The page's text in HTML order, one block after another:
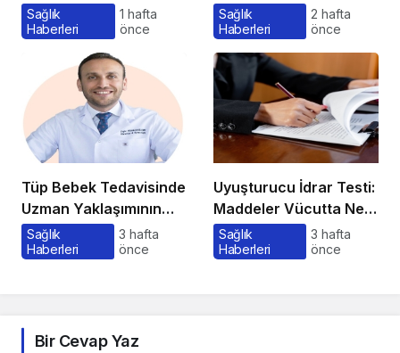
Gözden Kaçan
Maliyetler
Sağlık
Haberleri
1 hafta
önce
Satın Alma Psikolojisi
Sağlık
Haberleri
2 hafta
önce
Tüp Bebek Tedavisinde
Uzman Yaklaşımının
Önemi ve Bilinmesi
Gerekenler
Sağlık
Haberleri
3 hafta
önce
Uyuşturucu İdrar Testi:
Maddeler Vücutta Ne
Kadar Kalır, Süreç
Nasıl İşler?
Sağlık
Haberleri
3 hafta
önce
Bir Cevap Yaz